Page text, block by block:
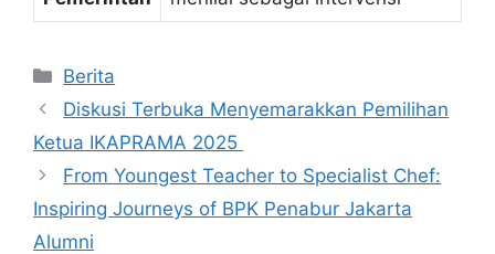
Kategori
Berita
Diskusi Terbuka Menyemarakkan Pemilihan
Ketua IKAPRAMA 2025
From Youngest Teacher to Specialist Chef:
Inspiring Journeys of BPK Penabur Jakarta
Alumni